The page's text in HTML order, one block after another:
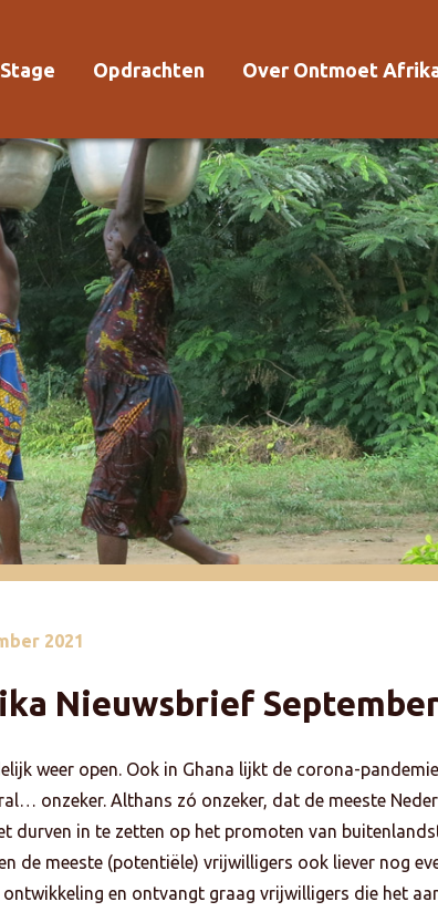
Stage Opdrachten
Kosten
Over Ontmoet
Kwaliteitsrichtlijn
2021
Nieuwsbrief
weer open. Ook in Ghana lijkt de corona-
onzeker. Althans zó onzeker, dat de meeste
durven in te zetten op het promoten van
de meeste (potentiële) vrijwilligers ook liever nog
en ontvangt graag vrijwilligers die het